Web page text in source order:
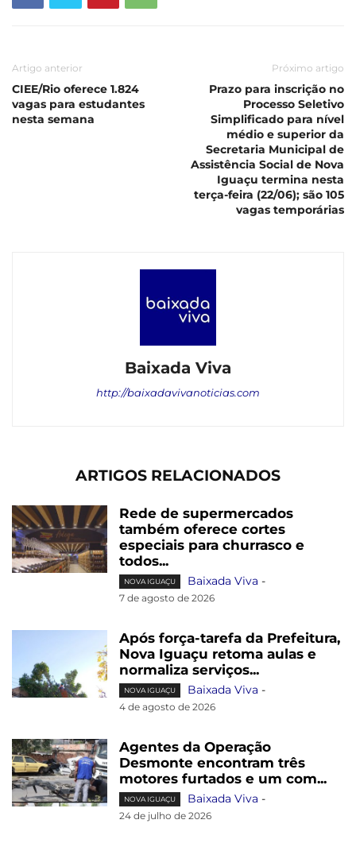
Artigo anterior
CIEE/Rio oferece 1.824
vagas para estudantes
nesta semana
Próximo artigo
Prazo para inscrição no
Processo Seletivo
Simplificado para nível
médio e superior da
Secretaria Municipal de
Assistência Social de Nova
Iguaçu termina nesta
terça-feira (22/06); são 105
vagas temporárias
Baixada Viva
http://baixadavivanoticias.com
ARTIGOS RELACIONADOS
Rede de supermercados
também oferece cortes
especiais para churrasco e
todos...
NOVA IGUAÇU Baixada Viva -
7 de agosto de 2026
Após força-tarefa da Prefeitura,
Nova Iguaçu retoma aulas e
normaliza serviços...
NOVA IGUAÇU Baixada Viva -
4 de agosto de 2026
Agentes da Operação
Desmonte encontram três
motores furtados e um com...
NOVA IGUAÇU Baixada Viva -
24 de julho de 2026